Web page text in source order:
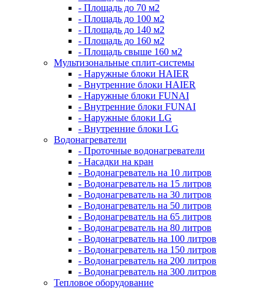
- Площадь до 70 м2
- Площадь до 100 м2
- Площадь до 140 м2
- Площадь до 160 м2
- Площадь свыше 160 м2
Мультизональные сплит-системы
- Наружные блоки HAIER
- Внутренние блоки HAIER
- Hаружные блоки FUNAI
- Внутренние блоки FUNAI
- Наружные блоки LG
- Внутренние блоки LG
Водонагреватели
- Проточные водонагреватели
- Наcадки на кран
- Водонагреватель на 10 литров
- Водонагреватель на 15 литров
- Водонагреватель на 30 литров
- Водонагреватель на 50 литров
- Водонагреватель на 65 литров
- Водонагреватель на 80 литров
- Водонагреватель на 100 литров
- Водонагреватель на 150 литров
- Водонагреватель на 200 литров
- Водонагреватель на 300 литров
Тепловое оборудование